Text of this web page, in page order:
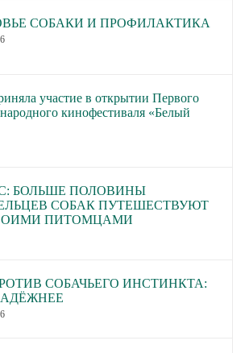
СОБАКИ И ПРОФИЛАКТИКА
участие в открытии Первого
кинофестиваля «Белый
БОЛЬШЕ ПОЛОВИНЫ
СОБАК ПУТЕШЕСТВУЮТ
ПИТОМЦАМИ
СОБАЧЬЕГО ИНСТИНКТА: